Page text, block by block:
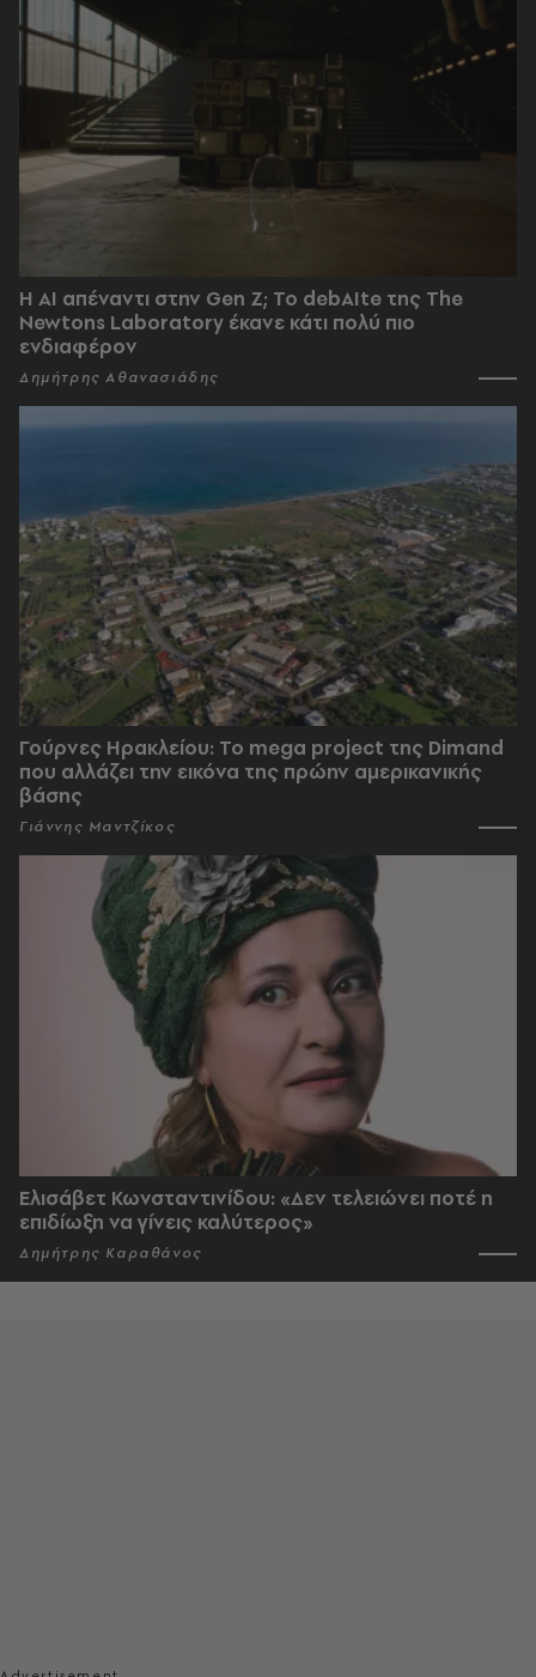
Η AI απέναντι στην Gen Z; Το debAIte της The
Newtons Laboratory έκανε κάτι πολύ πιο
ενδιαφέρον
Δημήτρης Αθανασιάδης
Γούρνες Ηρακλείου: To mega project της Dimand
που αλλάζει την εικόνα της πρώην αμερικανικής
βάσης
Γιάννης Μαντζίκος
Ελισάβετ Κωνσταντινίδου: «Δεν τελειώνει ποτέ η
επιδίωξη να γίνεις καλύτερος»
Δημήτρης Καραθάνος